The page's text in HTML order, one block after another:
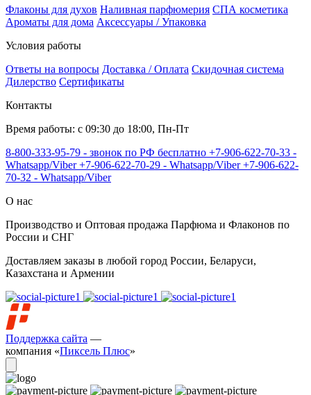
Флаконы для духов Наливная парфюмерия СПА косметика
Ароматы для дома Аксессуары / Упаковка
Условия работы
Ответы на вопросы Доставка / Оплата Скидочная система
Дилерство Сертификаты
Контакты
Время работы: с 09:30 до 18:00, Пн-Пт
8-800-333-95-79 - звонок по РФ бесплатно +7-906-622-70-33 -
Whatsapp/Viber+7-906-622-70-29 - Whatsapp/Viber+7-906-622-
70-32 - Whatsapp/Viber
О нас
Производство и Оптовая продажа Парфюма и Флаконов по
России и СНГ
Доставляем заказы в любой город России, Беларуси,
Казахстана и Армении
Поддержка сайта —
компания «Пиксель Плюс»